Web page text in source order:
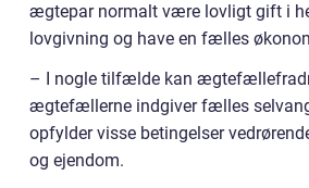
ægtepar normalt være lovligt gift i
lovgivning og have en fælles
– I nogle tilfælde kan
ægtefællerne indgiver fælles
opfylder visse betingelser
og ejendom.